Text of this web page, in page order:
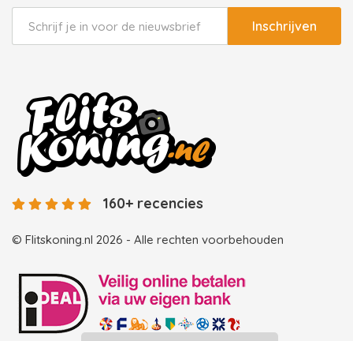
Inschrijven
© Flitskoning.nl 2026 - Alle rechten voorbehouden
160+ recencies